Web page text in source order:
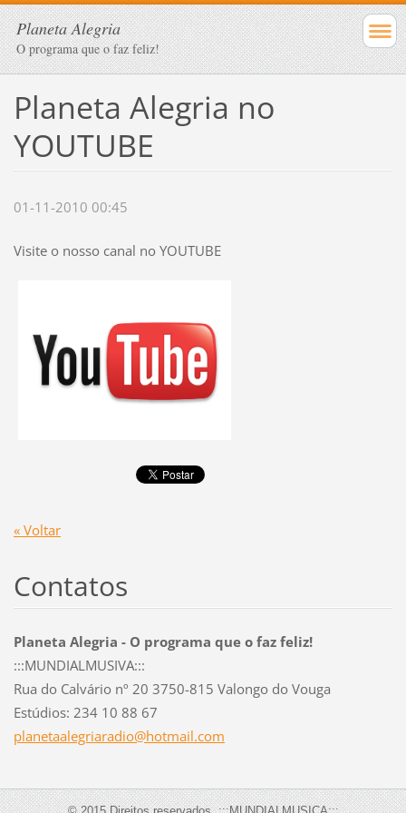
Planeta Alegria
O programa que o faz feliz!
Planeta Alegria no
YOUTUBE
01-11-2010 00:45
Visite o nosso canal no YOUTUBE
« Voltar
Contatos
Planeta Alegria - O programa que o faz feliz!
:::MUNDIALMUSIVA:::
Rua do Calvário nº 20 3750-815 Valongo do Vouga
Estúdios: 234 10 88 67
planetaalegriaradio@hotmail.com
© 2015 Direitos reservados. :::MUNDIALMUSICA:::